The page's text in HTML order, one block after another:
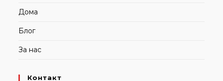
Дома
Блог
За нас
Контакт